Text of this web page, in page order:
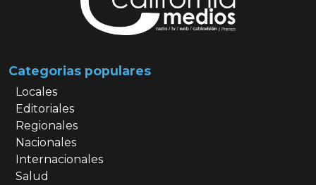
Categorias populares
Locales
Editoriales
Regionales
Nacionales
Internacionales
Salud